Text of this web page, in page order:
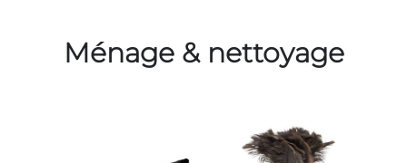
Ménage & nettoyage